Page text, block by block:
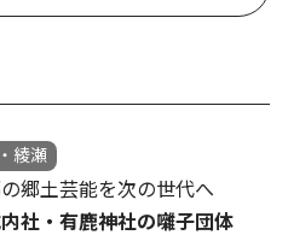
綾瀬
の郷土芸能を次の世代へ
社・有鹿神社の囃子団体